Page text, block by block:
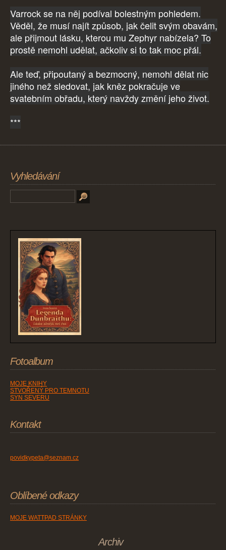
Varrock se na něj podíval bolestným pohledem.
Věděl, že musí najít způsob, jak čelit svým obavám,
ale přijmout lásku, kterou mu Zephyr nabízela? To
prostě nemohl udělat, ačkoliv si to tak moc přál.
Ale teď, připoutaný a bezmocný, nemohl dělat nic
jiného než sledovat, jak kněz pokračuje ve
svatebním obřadu, který navždy změní jeho život.
***
Vyhledávání
Fotoalbum
MOJE KNIHY
STVOŘENÝ PRO TEMNOTU
SYN SEVERU
Kontakt
povidkypeta@seznam.cz
Oblíbené odkazy
MOJE WATTPAD STRÁNKY
Archiv